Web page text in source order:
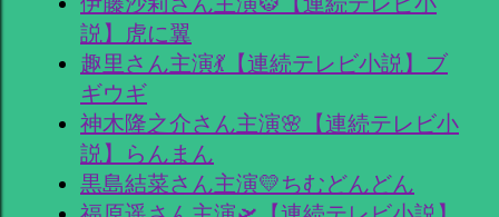
説】虎に翼
趣里さん主演💃【連続テレビ小説】ブ
ギウギ
神木隆之介さん主演🌸【連続テレビ小
説】らんまん
黒島結菜さん主演💛ちむどんどん